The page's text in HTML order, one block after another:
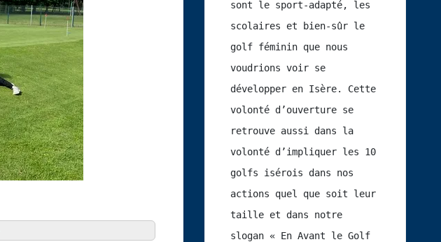
sont le sport-adapté, les
scolaires et bien-sûr le
golf féminin que nous
voudrions voir se
développer en Isère. Cette
volonté d’ouverture se
retrouve aussi dans la
volonté d’impliquer les 10
golfs isérois dans nos
actions quel que soit leur
taille et dans notre
slogan « En Avant le Golf